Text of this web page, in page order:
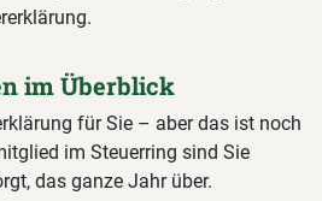
im Überblick
für Sie – aber das ist noch
im Steuerring sind Sie
das ganze Jahr über.